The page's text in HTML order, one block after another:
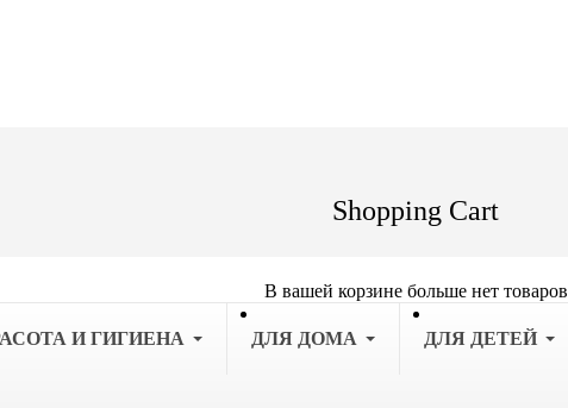
Shopping Cart
В вашей корзине больше нет товаров
И ГИГИЕНА ДЛЯ ДОМА ДЛЯ ДЕТЕЙ